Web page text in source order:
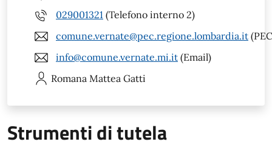
029001321 (Telefono interno 2)
comune.vernate@pec.regione.lombardia.it
info@comune.vernate.mi.it (Email)
Romana Mattea Gatti
Strumenti di tutela